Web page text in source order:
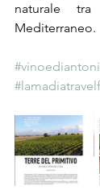
naturale tra
Mediterraneo.